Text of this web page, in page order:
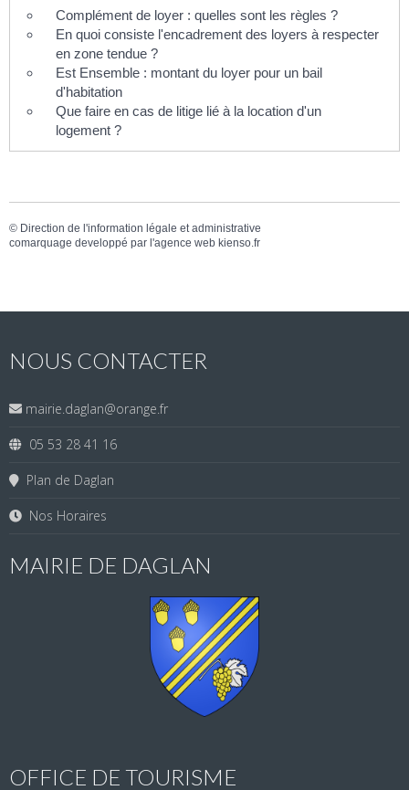
Complément de loyer : quelles sont les règles ?
En quoi consiste l'encadrement des loyers à respecter
en zone tendue ?
Est Ensemble : montant du loyer pour un bail
d'habitation
Que faire en cas de litige lié à la location d'un
logement ?
© Direction de l'information légale et administrative
comarquage developpé par l'agence web kienso.fr
NOUS CONTACTER
mairie.daglan@orange.fr
05 53 28 41 16
Plan de Daglan
Nos Horaires
MAIRIE DE DAGLAN
OFFICE DE TOURISME